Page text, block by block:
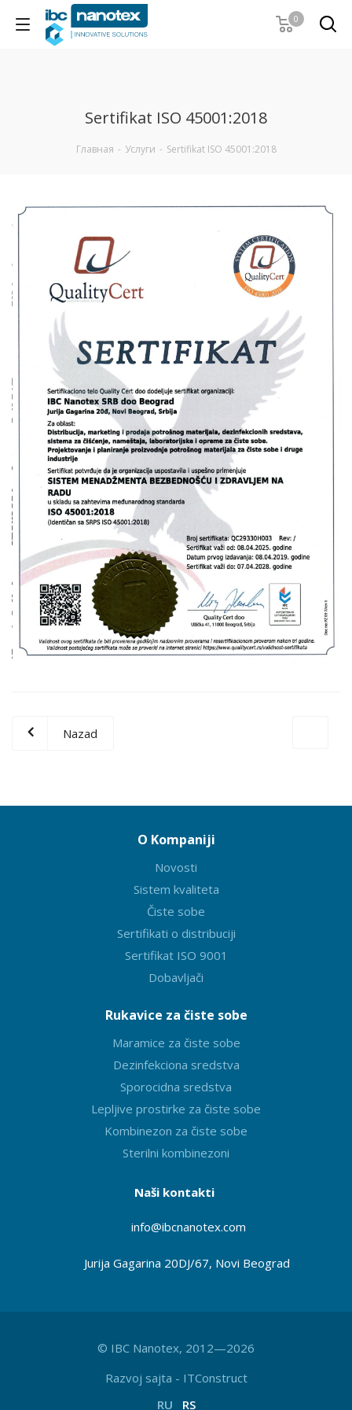
0
Sertifikat ISO 45001:2018
Главная - Услуги - Sertifikat ISO 45001:2018
Nazad
O Kompaniji
Novosti
Sistem kvaliteta
Čiste sobe
Sertifikati o distribuciji
Sertifikat ISO 9001
Dobavljači
Rukavice za čiste sobe
Maramice za čiste sobe
Dezinfekciona sredstva
Sporocidna sredstva
Lepljive prostirke za čiste sobe
Kombinezon za čiste sobe
Sterilni kombinezoni
Naši kontakti
info@ibcnanotex.com
Jurija Gagarina 20DJ/67, Novi Beograd
© IBC Nanotex, 2012—2026
Razvoj sajta - ITConstruct
RU
RS